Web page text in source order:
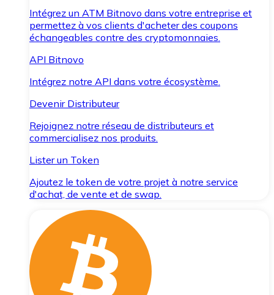
Intégrez un ATM Bitnovo dans votre entreprise et
permettez à vos clients d'acheter des coupons
échangeables contre des cryptomonnaies.
API Bitnovo
Intégrez notre API dans votre écosystème.
Devenir Distributeur
Rejoignez notre réseau de distributeurs et
commercialisez nos produits.
Lister un Token
Ajoutez le token de votre projet à notre service
d'achat, de vente et de swap.